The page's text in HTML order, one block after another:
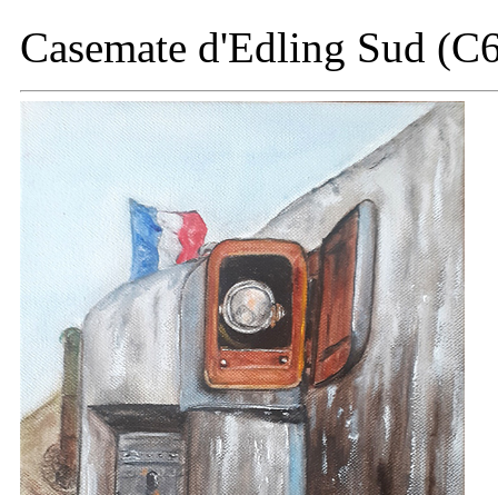
Casemate d'Edling Sud